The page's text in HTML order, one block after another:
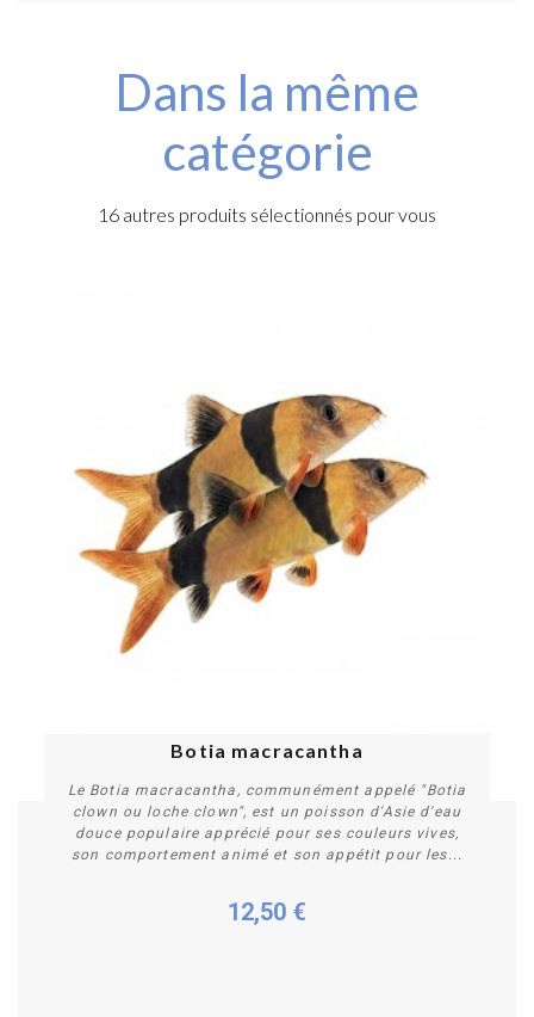
Dans la même
catégorie
16 autres produits sélectionnés pour vous
Botia macracantha
Le Botia macracantha, communément appelé "Botia
clown ou loche clown", est un poisson d'Asie d'eau
douce populaire apprécié pour ses couleurs vives,
son comportement animé et son appétit pour les...
12,50 €